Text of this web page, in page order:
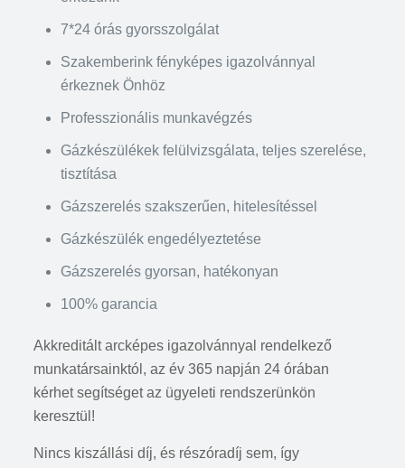
7*24 órás gyorsszolgálat
Szakemberink fényképes igazolvánnyal
érkeznek Önhöz
Professzionális munkavégzés
Gázkészülékek felülvizsgálata, teljes szerelése,
tisztítása
Gázszerelés szakszerűen, hitelesítéssel
Gázkészülék engedélyeztetése
Gázszerelés gyorsan, hatékonyan
100% garancia
Akkreditált arcképes igazolvánnyal rendelkező
munkatársainktól, az év 365 napján 24 órában
kérhet segítséget az ügyeleti rendszerünkön
keresztül!
Nincs kiszállási díj, és részóradíj sem, így